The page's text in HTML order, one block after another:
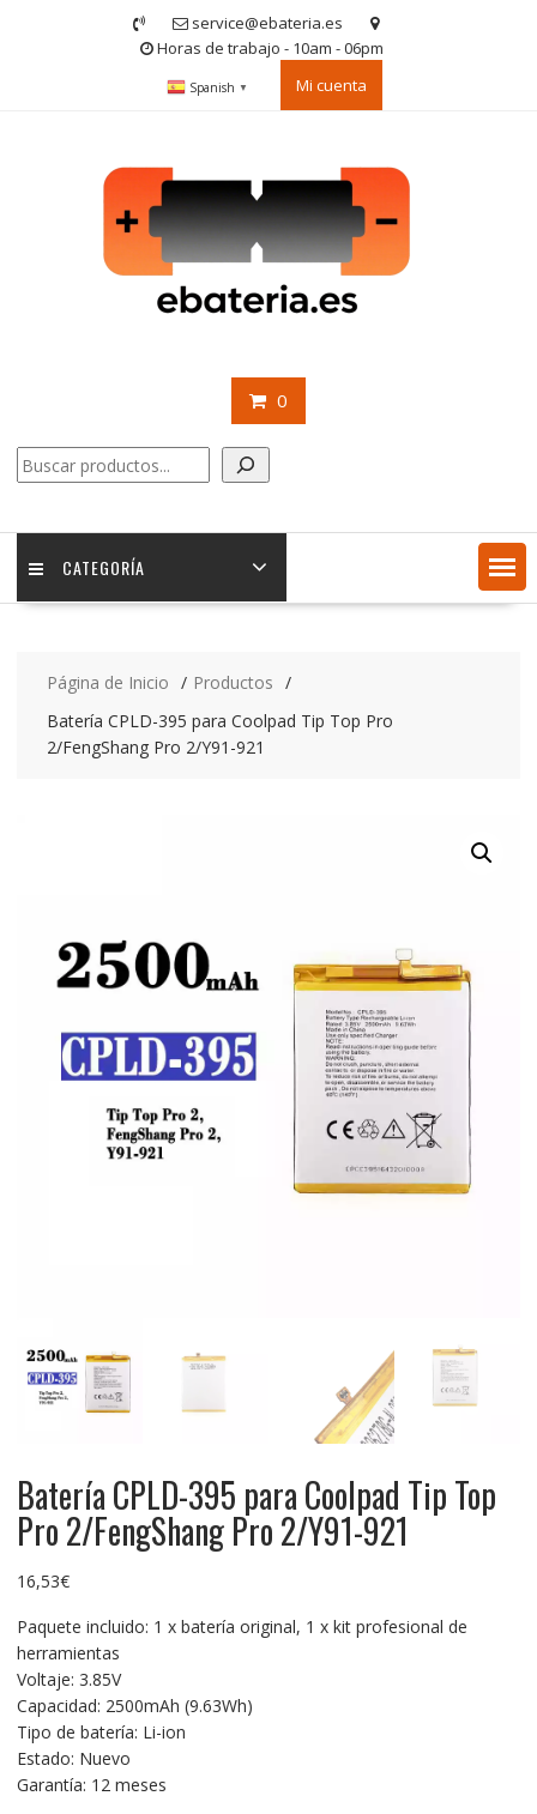
service@ebateria.es
Horas de trabajo - 10am - 06pm
Spanish ▼ Mi cuenta
0
Buscar
CATEGORÍA
Página de Inicio
Productos
Batería CPLD-395 para Coolpad Tip Top Pro
2/FengShang Pro 2/Y91-921
Batería CPLD-395 para Coolpad Tip Top
Pro 2/FengShang Pro 2/Y91-921
16,53€
Paquete incluido: 1 x batería original, 1 x kit profesional de
herramientas
Voltaje: 3.85V
Capacidad: 2500mAh (9.63Wh)
Tipo de batería: Li-ion
Estado: Nuevo
Garantía: 12 meses